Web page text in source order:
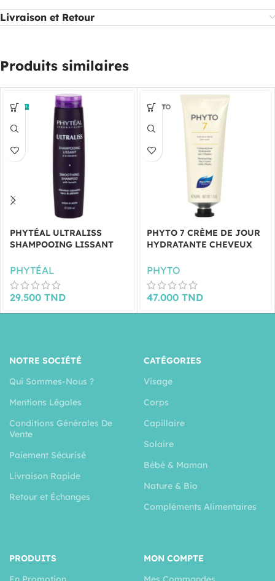
Livraison et Retour
Produits similaires
PHYTÉAL ULTRALISS
SHAMPOOING LISSANT
PHYTÉAL
29.500 TND
PHYTO 7 CRÈME DE JOUR
HYDRATANTE CHEVEUX
PHYTO
47.000 TND
NOTRE SOCIÉTÉ
Qui Sommes-Nous ?
Mentions Légales
Conditions Générales De
Vente
Paiement Sécurisé
Livraison Rapide
Retour et Échanges
CATÉGORIES
Visage
Corps
Capillaire
Solaire
Bébé & Maman
Nature & Bio
Compléments Alimentaires
PRODUITS
MON COMPTE